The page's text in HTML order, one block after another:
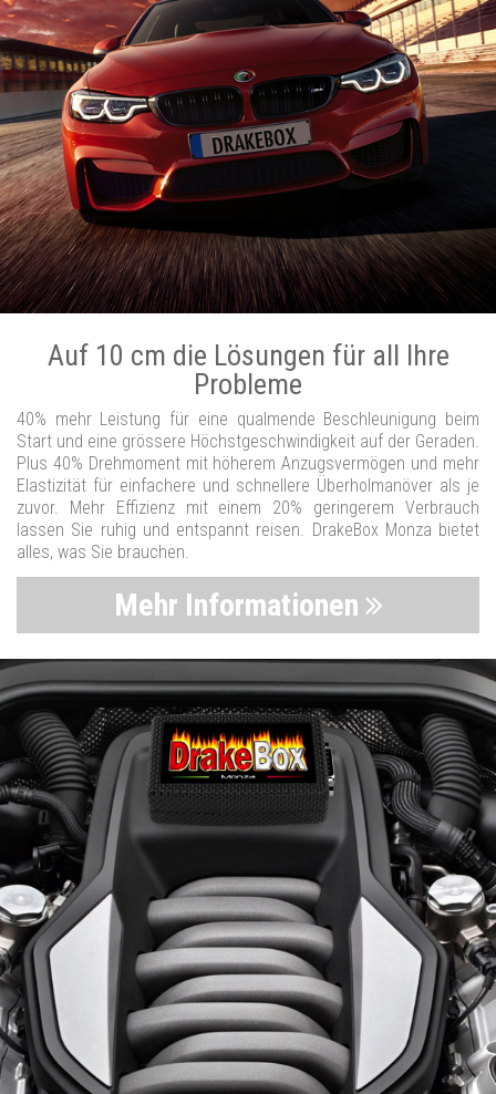
Auf 10 cm die Lösungen für all Ihre
Probleme
40% mehr Leistung für eine qualmende Beschleunigung beim
Start und eine grössere Höchstgeschwindigkeit auf der Geraden.
Plus 40% Drehmoment mit höherem Anzugsvermögen und mehr
Elastizität für einfachere und schnellere Überholmanöver als je
zuvor. Mehr Effizienz mit einem 20% geringerem Verbrauch
lassen Sie ruhig und entspannt reisen. DrakeBox Monza bietet
alles, was Sie brauchen.
Mehr Informationen